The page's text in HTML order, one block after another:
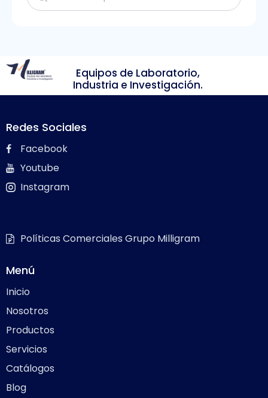
Equipos de Laboratorio,
Industria e Investigación.
Redes Sociales
Facebook
Youtube
Instagram
Políticas Comerciales Grupo Milligram
Menú
Inicio
Nosotros
Productos
Servicios
Catálogos
Blog